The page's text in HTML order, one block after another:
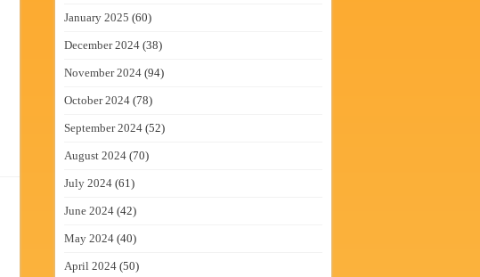
January 2025 (60)
December 2024 (38)
November 2024 (94)
October 2024 (78)
September 2024 (52)
August 2024 (70)
July 2024 (61)
June 2024 (42)
May 2024 (40)
April 2024 (50)